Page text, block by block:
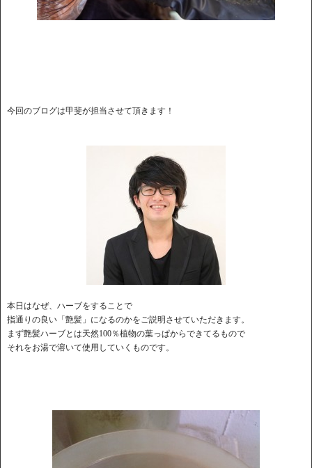
今回のブログは甲斐が担当させて頂きます！
本日はなぜ、ハーブをすることで
指通りの良い「艶髪」になるのかをご説明させていただきます。
まず艶髪ハーブとは天然100％植物の葉っぱからできてるもので
それをお湯で溶いて使用していくものです。